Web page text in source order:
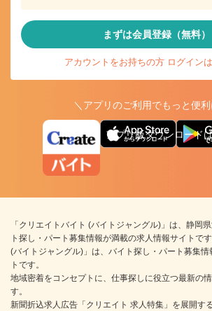
まずは会員登録（無料）
アカウントをお持ちの方 ログイン
＼アプリのご利用でもっと便利
アプリ版ダウンロード
「クリエイトバイト (バイトジャングル)」は、静岡
ト探し・パート募集情報が満載の求人情報サイトで
(バイトジャングル)」は、バイト探し・パート募集情
トです。
地域密着をコンセプトに、仕事探しに役立つ最新の
す。
新聞折込求人広告「クリエイト 求人特集」を展開す